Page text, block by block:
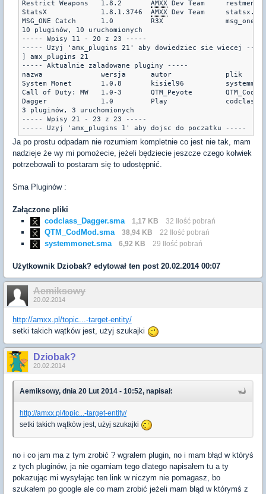
Restrict Weapons   1.8.2 AMXX Dev Team     restmenu.
StatsX             1.8.1.3746 AMXX Dev Team     statsx.
MSG_ONE Catch      1.0         R3X
10 pluginów, 10 uruchomionych
----- Wpisy 11 - 20 z 23 -----
----- Uzyj 'amx_plugins 21' aby dowiedziec sie wiecej
] amx_plugins 21
----- Aktualnie zaladowane pluginy -----
nazwa              wersja      autor             plik
System Monet       1.0.8       kisiel96
Call of Duty: MW   1.0-3       QTM_Peyote
Dagger             1.0         Play
3 pluginów, 3 uruchomionych
----- Wpisy 21 - 23 z 23 -----
Ja po prostu odpadam nie rozumiem kompletnie co jest nie tak, mam
nadzieje że wy mi pomożecie, jeżeli będziecie jeszcze czego kolwiek
potrzebowali to postaram się to udostępnić.
Sma Pluginów :
Załączone pliki
codclass_Dagger.sma
1,17 KB 32 Ilość pobrań
QTM_CodMod.sma 38,94 KB 22 Ilość pobrań
systemmonet.sma 6,92 KB 29 Ilość pobrań
Użytkownik Dziobak? edytował ten post 20.02.2014 00:07
Aemiksowy
20.02.2014
http://amxx.pl/topic...-target-entity/
setki takich wątków jest, użyj szukajki
Dziobak?
20.02.2014
Aemiksowy, dnia 20 Lut 2014 - 10:52, napisał:
http://amxx.pl/topic...-target-entity/
setki takich wątków jest, użyj szukajki
no i co jam ma z tym zrobić ? wgrałem plugin, no i mam błąd w któryś
z tych pluginów, ja nie ogarniam tego dlatego napisałem tu a ty
pokazując mi wysyłając ten link w niczym nie pomagasz, bo
szukałem po google ale co mam zrobić jeżeli mam błąd w którymś z